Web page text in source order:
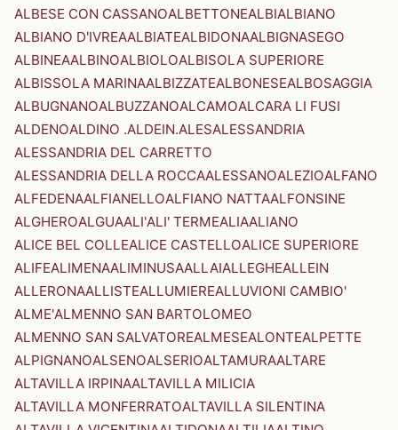
ALBESE CON CASSANOALBETTONEALBIALBIANO
ALBIANO D'IVREAALBIATEALBIDONAALBIGNASEGO
ALBINEAALBINOALBIOLOALBISOLA SUPERIORE
ALBISSOLA MARINAALBIZZATEALBONESEALBOSAGGIA
ALBUGNANOALBUZZANOALCAMOALCARA LI FUSI
ALDENOALDINO .ALDEIN.ALESALESSANDRIA
ALESSANDRIA DEL CARRETTO
ALESSANDRIA DELLA ROCCAALESSANOALEZIOALFANO
ALFEDENAALFIANELLOALFIANO NATTAALFONSINE
ALGHEROALGUAALI'ALI' TERMEALIAALIANO
ALICE BEL COLLEALICE CASTELLOALICE SUPERIORE
ALIFEALIMENAALIMINUSAALLAIALLEGHEALLEIN
ALLERONAALLISTEALLUMIEREALLUVIONI CAMBIO'
ALME'ALMENNO SAN BARTOLOMEO
ALMENNO SAN SALVATOREALMESEALONTEALPETTE
ALPIGNANOALSENOALSERIOALTAMURAALTARE
ALTAVILLA IRPINAALTAVILLA MILICIA
ALTAVILLA MONFERRATOALTAVILLA SILENTINA